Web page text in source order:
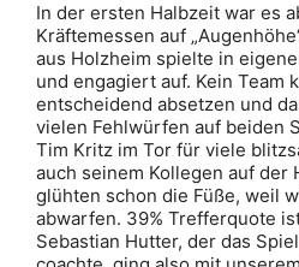
In der ersten Halbzeit war es
Kräftemessen auf
aus Holzheim spielte in
und engagiert auf. Kein Team
entscheidend absetzen und
vielen Fehlwürfen auf beiden
Tim Kritz im Tor für viele
auch seinem Kollegen auf der
glühten schon die Füße, weil
abwarfen. 39% Trefferquote
Sebastian Hutter, der das